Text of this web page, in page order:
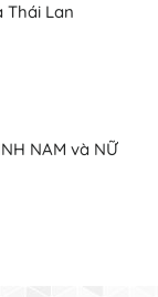
Thái Lan
NAM và NỮ